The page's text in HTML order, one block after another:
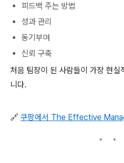
피드백 주는 방법
성과 관리
동기부여
신뢰 구축
처음 팀장이 된 사람들이 가장 현실
니다.
🔗 쿠팡에서 The Effective